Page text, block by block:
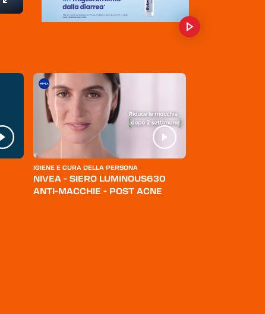
CHIESI - LAEVOLAC STICK
IGIENE E CURA DELLA PERSONA
NIVEA - SIERO LUMINOUS630
ANTI-MACCHIE - POST ACNE